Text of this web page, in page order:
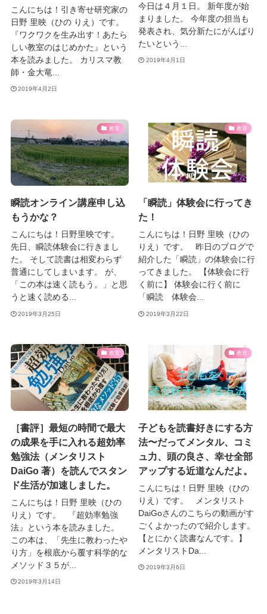
こんにちは！引き寄せ研究家の
日野 里映（ひの りえ）です。
『ワクワクを生み出す！あたら
しい教室のはじめかた』という
本を読みました。 カリスマ教
師・金大竜...
2019年4月2日
今日は４月１日。 新年度が始
まりました。 今年度の担当も
発表され、気分新たにがんばり
たいという...
2019年4月1日
教育
瞬読オンライン講座申し込
もうかな？
こんにちは！日野里映です。
先日、瞬読体験会に行きまし
た。 そして読書は相変わらず
普通にしてしまいます。 が、
「この本は速く読もう。」と思
うと速く読める...
2019年3月25日
教育
「瞬読」体験会に行ってき
た！
こんにちは！日野 里映（ひの
りえ）です。 昨日のブログで
紹介した「瞬読」の体験会に行
ってきました。 【体験会に行
く前に】 体験会に行く前に
「瞬読 体験会...
2019年3月22日
教育
［書評］最短の時間で最大
の成果を手に入れる超効率
勉強法（メンタリスト
DaiGo 著）を読んでスタン
ド生活が加速しました。
こんにちは！日野 里映（ひの
りえ）です。 『超効率勉強
法』という本を読みました。
この本は、「先生に教わったや
り方」を根底から覆す科学的な
メソッド３５が...
2019年3月14日
教育
子どもを読書好きにする方
法〜だってメンタル、コミ
ュ力、頭の良さ、幸せ全部
アップする近道なんだよ。
こんにちは！日野 里映（ひの
りえ）です。 メンタリスト
DaiGoさんのこちらの動画がす
ごくよかったので紹介します。
【とにかく読書なんです。】
メンタリストDa...
2019年3月6日